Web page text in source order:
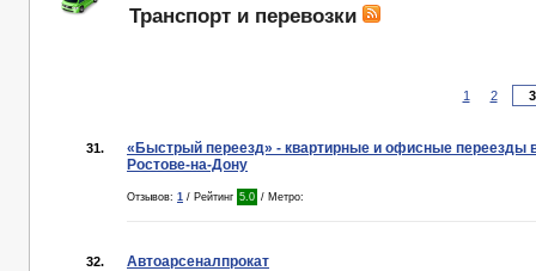
Транспорт и перевозки
1 2
31.
«Быстрый переезд» - квартирные и офисные переезды
Ростове-на-Дону
Отзывов: 1 / Рейтинг 5.0 / Метро:
32. Автоарсеналпрокат